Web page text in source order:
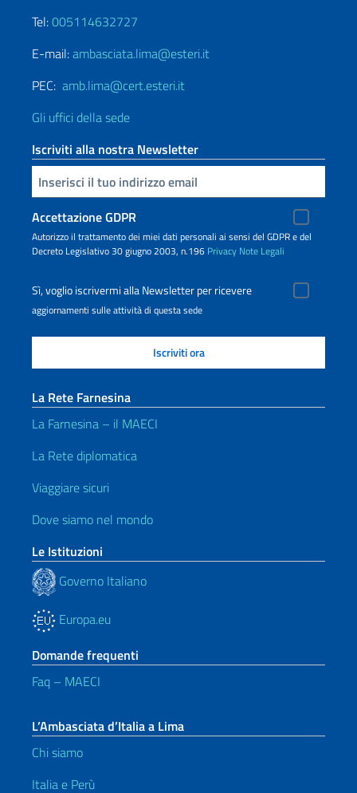
Tel:005114632727
E-mail:ambasciata.lima@esteri.it
PEC: amb.lima@cert.esteri.it
Gli uffici della sede
Iscriviti alla nostra Newsletter
Inserisci la tua email
Accettazione GDPR
Autorizzo il trattamento dei miei dati personali ai sensi del GDPR e del
Decreto Legislativo 30 giugno 2003, n.196 Privacy Note Legali
Sì, voglio iscrivermi alla Newsletter per ricevere
aggiornamenti sulle attività di questa sede
La Rete Farnesina
La Farnesina – il MAECI
La Rete diplomatica
Viaggiare sicuri
Dove siamo nel mondo
Le Istituzioni
Governo Italiano
Europa.eu
Domande frequenti
Faq – MAECI
L’Ambasciata d’Italia a Lima
Chi siamo
Italia e Perù